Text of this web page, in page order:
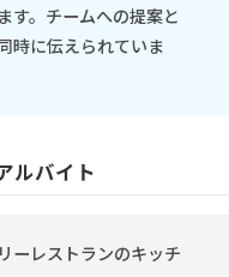
す。チームへの提案と
時に伝えられていま
ルバイト
ーレストランのキッチ